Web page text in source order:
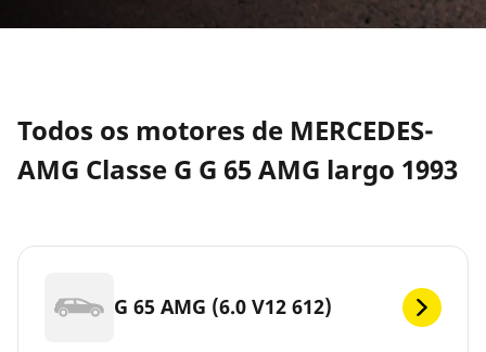
Todos os motores de MERCEDES-
AMG Classe G G 65 AMG largo 1993
G 65 AMG (6.0 V12 612)